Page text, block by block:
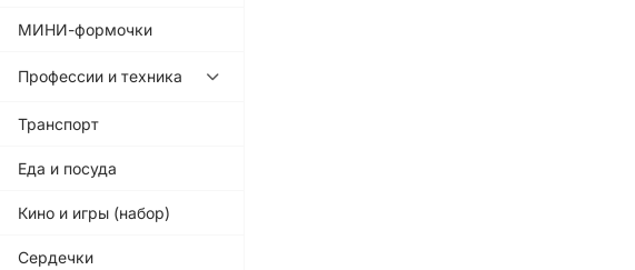
МИНИ-формочки
Профессии и техника
Транспорт
Еда и посуда
Кино и игры (набор)
Сердечки